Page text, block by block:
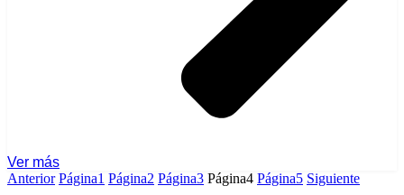
Ver más
Anterior Página1 Página2 Página3 Página4 Página5 Siguiente